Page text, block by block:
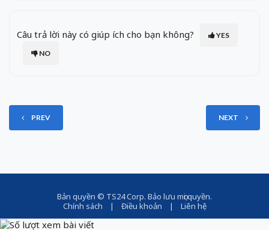
Câu trả lời này có giúp ích cho bạn không?
YES
NO
PREV NEXT
Bản quyền © TS24 Corp. Bảo lưu mọi quyền.
Chính sách | Điều khoản | Liên hệ